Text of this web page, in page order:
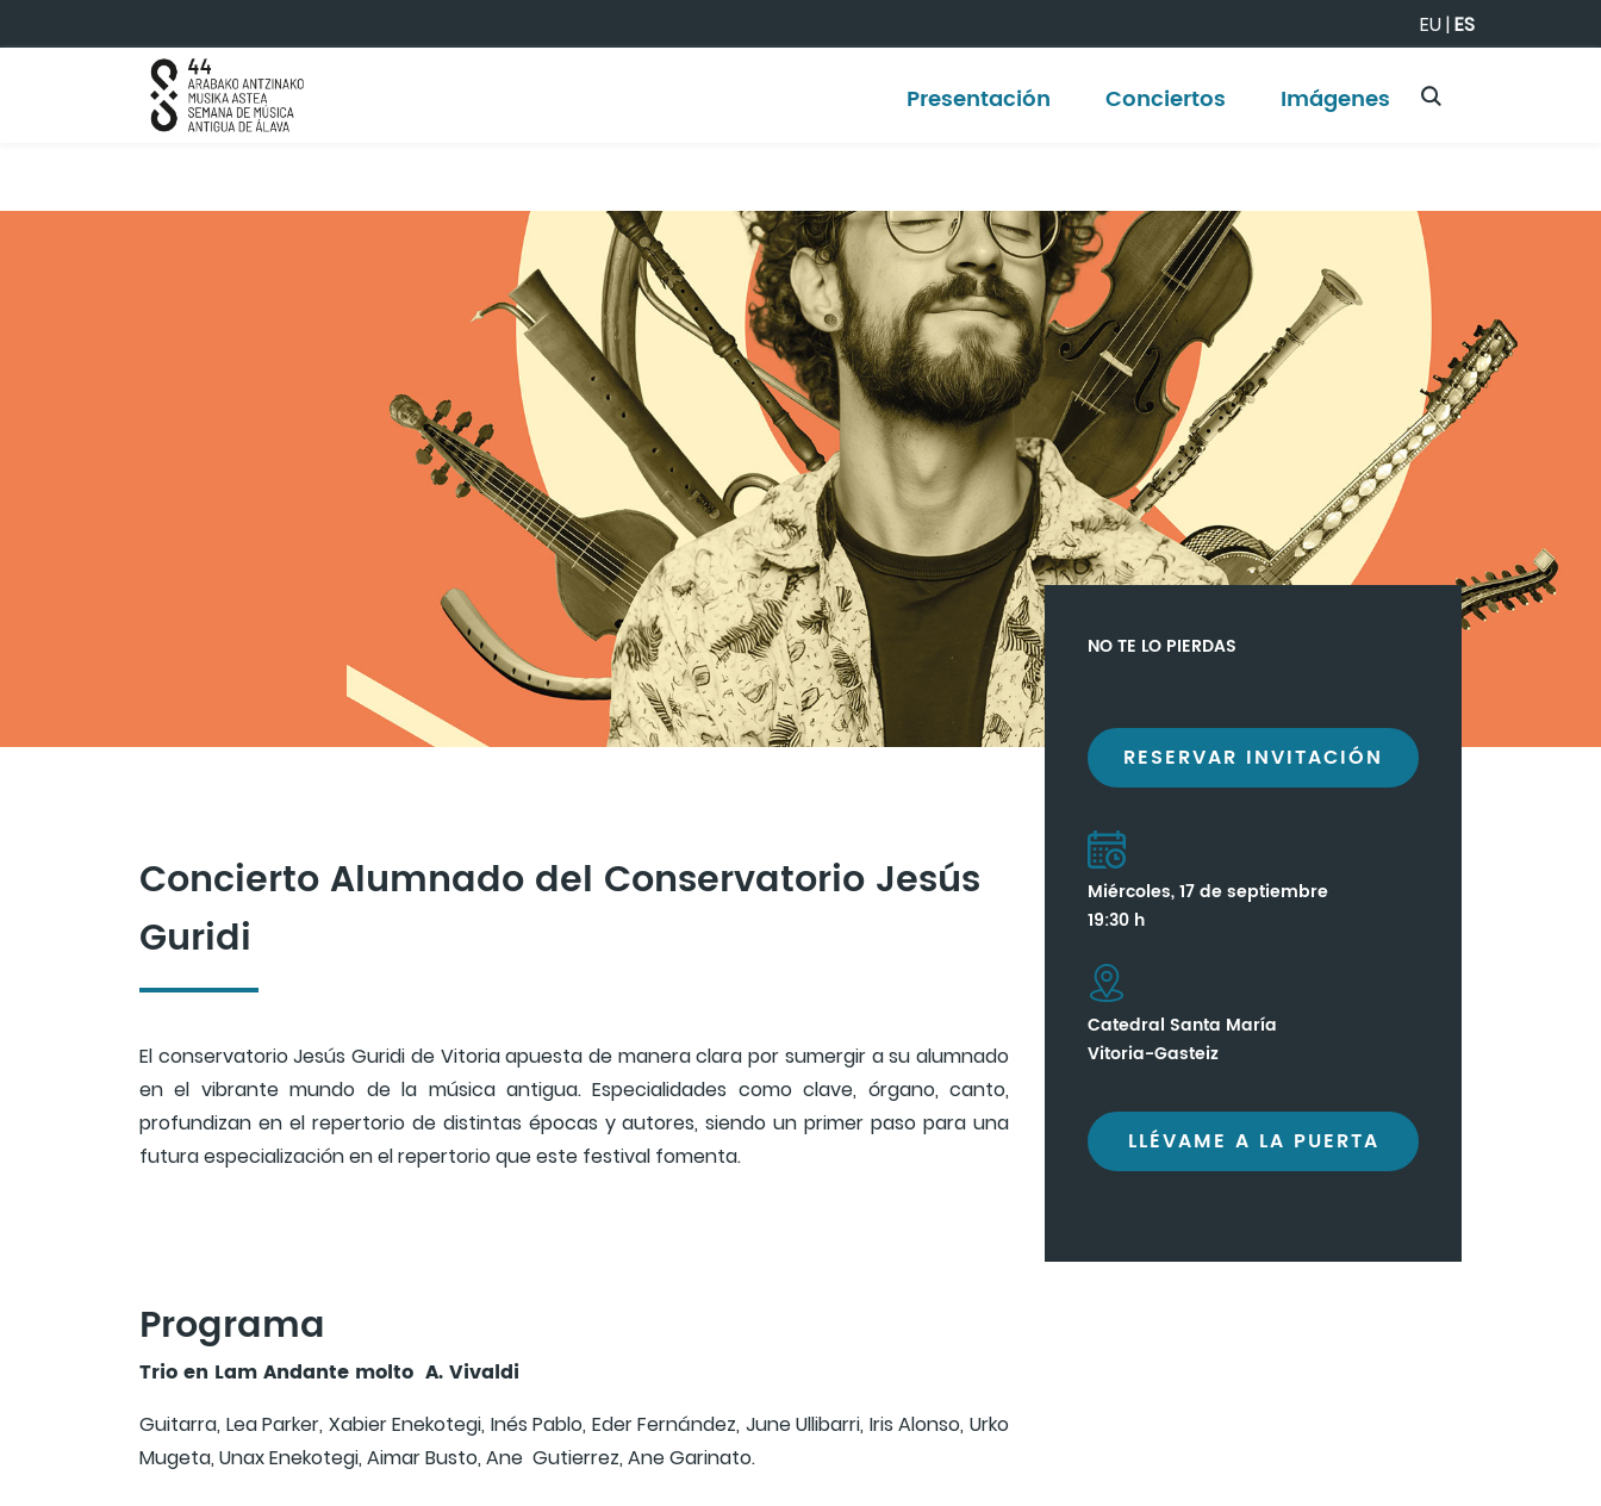
EU|ES
Presentación Conciertos Imágenes
Concierto Alumnado del Conservatorio Jesús
Guridi
El conservatorio Jesús Guridi de Vitoria apuesta de manera clara por sumergir a su alumnado
en el vibrante mundo de la música antigua. Especialidades como clave, órgano, canto,
profundizan en el repertorio de distintas épocas y autores, siendo un primer paso para una
futura especialización en el repertorio que este festival fomenta.
Programa
Trio en Lam Andante molto A. Vivaldi
Guitarra, Lea Parker, Xabier Enekotegi, Inés Pablo, Eder Fernández, June Ullibarri, Iris Alonso, Urko
Mugeta, Unax Enekotegi, Aimar Busto, Ane Gutierrez, Ane Garinato.
NO TE LO PIERDAS
RESERVAR INVITACIÓN
Miércoles, 17 de septiembre
19:30 h
Catedral Santa María
Vitoria-Gasteiz
LLÉVAME A LA PUERTA